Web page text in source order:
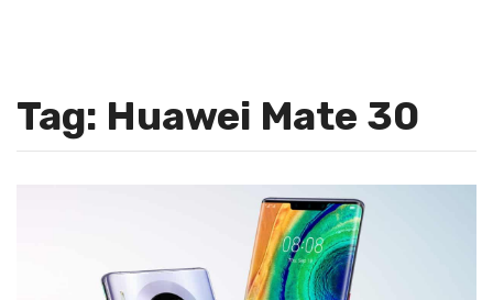
Tag: Huawei Mate 30